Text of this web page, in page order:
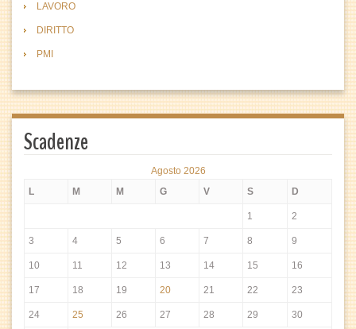
LAVORO
DIRITTO
PMI
Scadenze
Agosto 2026
L
M M G V S D
1 2
3 4 5 6 7 8 9
10 11 12 13 14 15 16
17 18 19 20 21 22 23
24 25 26 27 28 29 30